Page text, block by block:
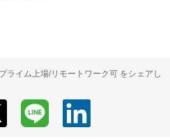
ライム上場/リモートワーク可 をシェアし